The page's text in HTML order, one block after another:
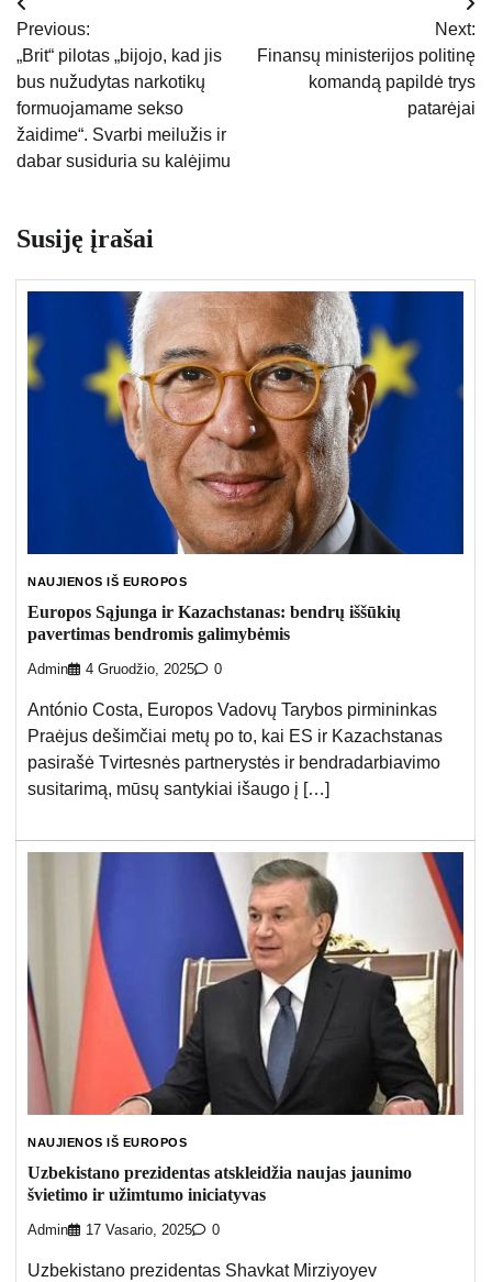
Navigacija
tarp
įrašų
Previous:
„Brit“ pilotas „bijojo, kad jis
bus nužudytas narkotikų
formuojamame sekso
žaidime“. Svarbi meilužis ir
dabar susiduria su kalėjimu
Next:
Finansų ministerijos politinę
komandą papildė trys
patarėjai
Susiję įrašai
NAUJIENOS IŠ EUROPOS
Europos Sąjunga ir Kazachstanas: bendrų iššūkių
pavertimas bendromis galimybėmis
Admin 4 Gruodžio, 2025 0
António Costa, Europos Vadovų Tarybos pirmininkas
Praėjus dešimčiai metų po to, kai ES ir Kazachstanas
pasirašė Tvirtesnės partnerystės ir bendradarbiavimo
susitarimą, mūsų santykiai išaugo į […]
NAUJIENOS IŠ EUROPOS
Uzbekistano prezidentas atskleidžia naujas jaunimo
švietimo ir užimtumo iniciatyvas
Admin 17 Vasario, 2025 0
Uzbekistano prezidentas Shavkat Mirziyoyev